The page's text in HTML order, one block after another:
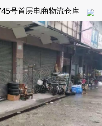
号首层电商物流仓库